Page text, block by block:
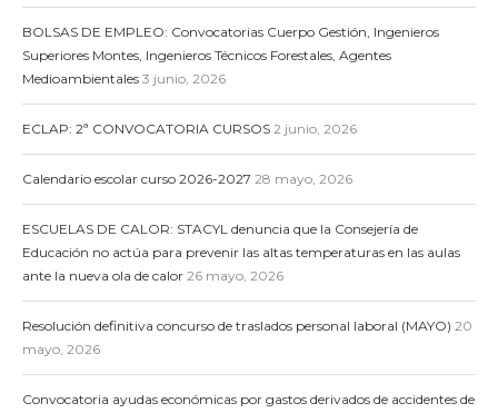
BOLSAS DE EMPLEO: Convocatorias Cuerpo Gestión, Ingenieros
Superiores Montes, Ingenieros Técnicos Forestales, Agentes
Medioambientales 3 junio, 2026
ECLAP: 2ª CONVOCATORIA CURSOS 2 junio, 2026
Calendario escolar curso 2026-2027 28 mayo, 2026
ESCUELAS DE CALOR: STACYL denuncia que la Consejería de
Educación no actúa para prevenir las altas temperaturas en las aulas
ante la nueva ola de calor 26 mayo, 2026
Resolución definitiva concurso de traslados personal laboral (MAYO) 20
mayo, 2026
Convocatoria ayudas económicas por gastos derivados de accidentes de